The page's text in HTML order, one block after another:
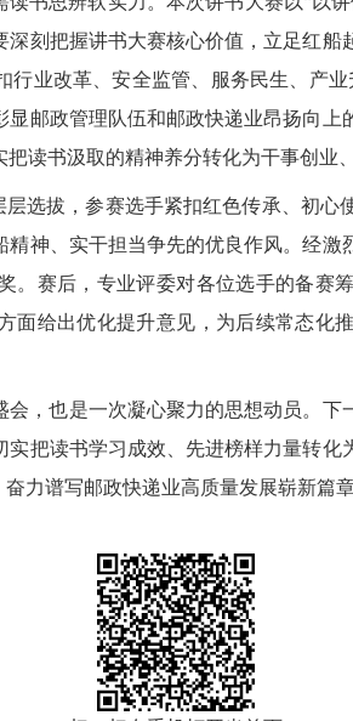
刻把握讲书大赛核心价值，立足红
行业改革、安全监管、服务民生、产
邮政管理队伍和邮政快递业昂扬向
读书汲取的精神养分转化为干事创业
层选拔，参赛选手紧扣红色传承、初
神、实干担当争先的优良作风。经
。赛后，专业评委对各位选手的备赛
面给出优化提升意见，为后续常态化
，也是一次凝心聚力的思想动员。
把读书学习成效、先进榜样力量转
力谱写邮政快递业高质量发展崭新篇